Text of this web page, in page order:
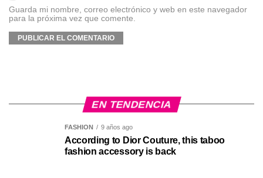
Guarda mi nombre, correo electrónico y web en este navegador
para la próxima vez que comente.
EN TENDENCIA
FASHION 9 años ago
According to Dior Couture, this taboo
fashion accessory is back